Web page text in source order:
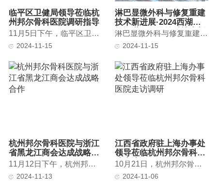
临平区卫健局领导莅临杭
州邦尔骨科医院调研指导
11月5日下午，临平区卫健局副局长杨晓慧带领民营医疗机构管理科科...
2024-11-15
淋巴显微外科与修复重建
技术新进展·2024西湖论
坛暨淋巴显微外科技术新
进展学习班会议纪要
淋巴显微外科与修复重建技术新进展·2024西湖论坛淋巴显微外科技...
2024-11-15
杭州邦尔骨科医院与浙江
省黑龙江商会达成战略合
作
11月12日下午，杭州邦尔骨科医院与浙江省黑龙江商会战略合作签约仪...
2024-11-13
江西省政府驻上海办事处
领导莅临杭州邦尔骨科医
院走访调研
10月21日，杭州邦尔骨科医院迎来了一批特殊的客人——江西省政府驻...
2024-11-06